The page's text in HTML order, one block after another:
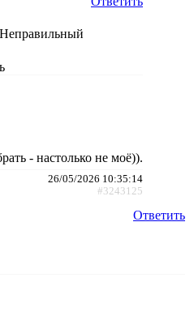
- настолько не моё)).
26/05/2026 10:35:14
#3243125
Ответить